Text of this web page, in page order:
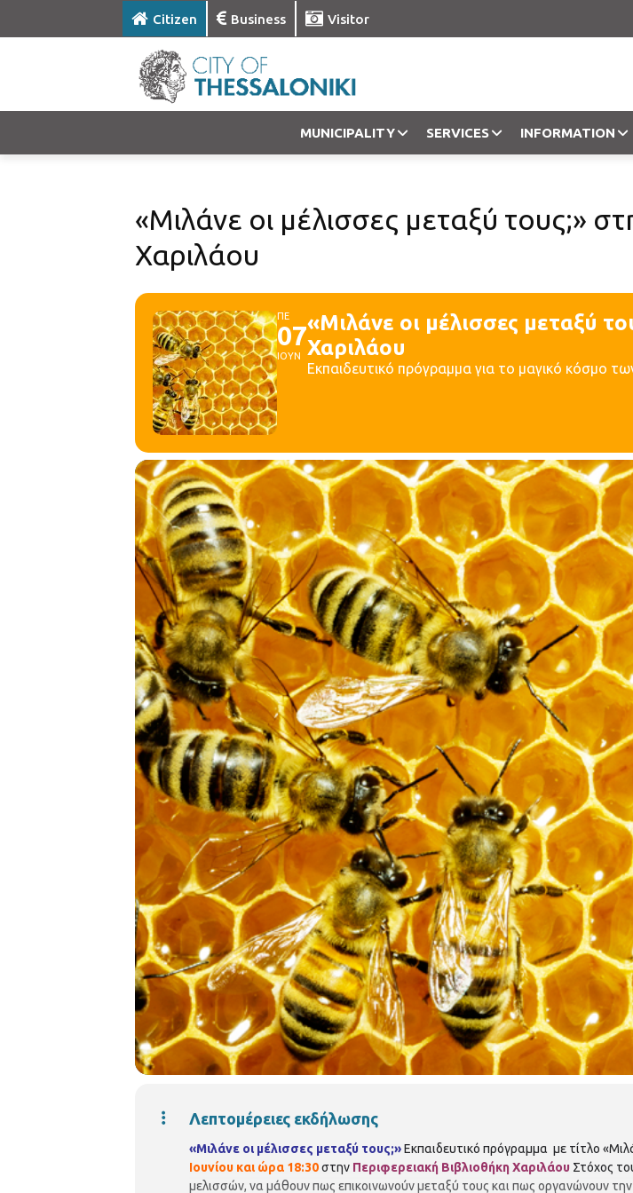
Citizen Business Visitor
MUNICIPALITY SERVICES INFORMATION
«Μιλάνε οι μέλισσες μεταξύ τους;»
Χαριλάου
ΠΕ
07
ΙΟΥΝ
«Μιλάνε οι μέλισσες μεταξύ
Χαριλάου
Εκπαιδευτικό πρόγραμμα για το μαγικό κόσμο
Λεπτομέρειες εκδήλωσης
«Μιλάνε οι μέλισσες μεταξύ τους;»Εκπαιδευτικό πρόγραμμα με τίτλο
Ιουνίου και ώρα 18:30στην Περιφερειακή Βιβλιοθήκη Χαριλάου Στόχος
μελισσών, να μάθουν πως επικοινωνούν μεταξύ τους και πως οργανώνουν